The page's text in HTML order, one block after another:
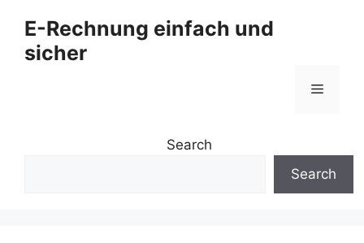
Inhalt
springen
E-Rechnung einfach und
sicher
Menü
Search
Search